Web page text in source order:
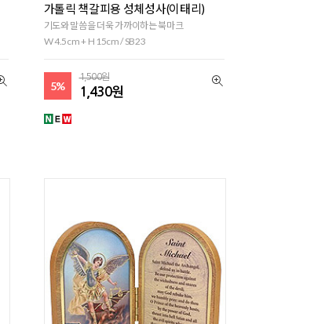
가톨릭 책갈피용 성체성사(이태리)
기도와 말씀을 더욱 가까이하는 북마크
W 4.5cm + H 15cm / SB23
5%
1,500원
1,430원